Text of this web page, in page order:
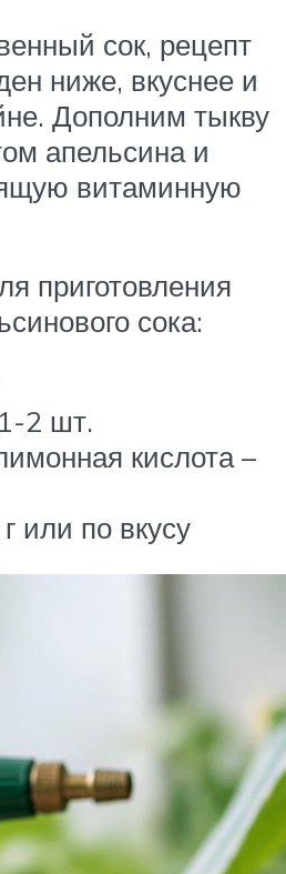
сок, рецепт
ниже, вкуснее и
Дополним тыкву
апельсина и
витаминную
приготовления
сока:
2 шт.
кислота –
или по вкусу